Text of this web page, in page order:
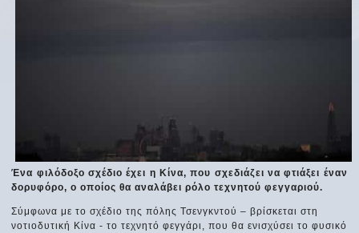
Ένα φιλόδοξο σχέδιο έχει η Κίνα, που σχεδιάζει να φτιάξει έναν
δορυφόρο, ο οποίος θα αναλάβει ρόλο τεχνητού φεγγαριού.
Σύμφωνα με το σχέδιο της πόλης Τσενγκντού – βρίσκεται στη
νοτιοδυτική Κίνα - το τεχνητό φεγγάρι, που θα ενισχύσει το φυσικό